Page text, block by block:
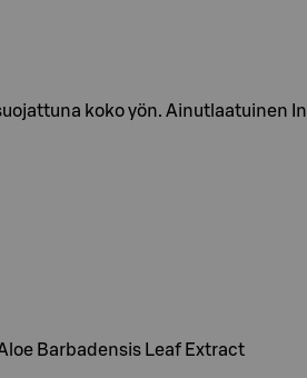
koko yön. Ainutlaatuinen
Barbadensis Leaf Extract